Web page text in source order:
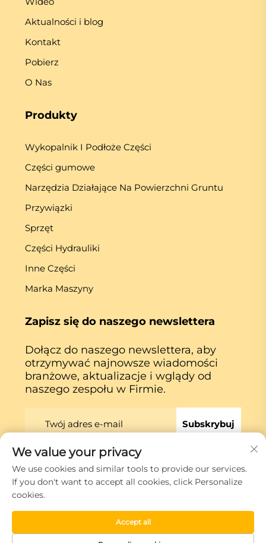
Aktualności i blog
Kontakt
Pobierz
O Nas
Produkty
Wykopalnik I Podłoże Części
Części gumowe
Narzędzia Działające Na Powierzchni Gruntu
Przywiązki
Sprzęt
Części Hydrauliki
Inne Części
Marka Maszyny
Zapisz się do naszego newslettera
Dołącz do naszego newslettera, aby
otrzymywać najnowsze wiadomości
branżowe, aktualizacje i wglądy od
naszego zespołu w Firmie.
Subskrybuj
Prawa autorskie © Xiamen Globe Machine Co.,ltd.
Polityka prywatności
We value your privacy
We use cookies and similar tools to provide our services.
If you don't want to accept all cookies, click Personalize
cookies.
Accept all